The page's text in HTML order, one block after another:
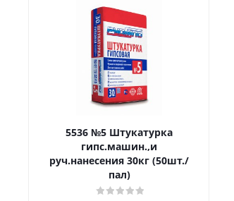
5536 №5 Штукатурка
гипс.машин.,и
руч.нанесения 30кг (50шт./
пал)